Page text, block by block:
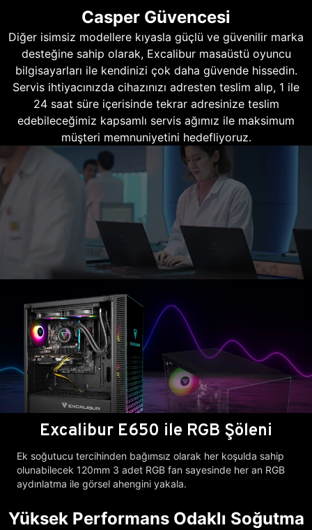
Casper Güvencesi
Diğer isimsiz modellere kıyasla güçlü ve güvenilir marka
desteğine sahip olarak, Excalibur masaüstü oyuncu
bilgisayarları ile kendinizi çok daha güvende hissedin.
Servis ihtiyacınızda cihazınızı adresten teslim alıp, 1 ile
24 saat süre içerisinde tekrar adresinize teslim
edebileceğimiz kapsamlı servis ağımız ile maksimum
müşteri memnuniyetini hedefliyoruz.
Excalibur E650 ile RGB Şöleni
Ek soğutucu tercihinden bağımsız olarak her koşulda sahip
olunabilecek 120mm 3 adet RGB fan sayesinde her an RGB
aydınlatma ile görsel ahengini yakala.
Yüksek Performans Odaklı Soğutma